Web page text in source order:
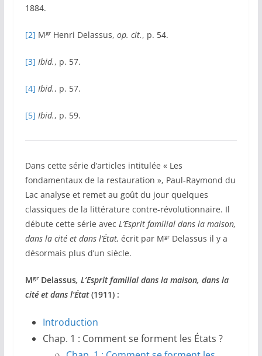
1884.
[2] MgrHenri Delassus, op. cit., p. 54.
[3] Ibid., p. 57.
[4] Ibid., p. 57.
[5] Ibid., p. 59.
Dans cette série d’articles intitulée « Les
fondamentaux de la restauration », Paul-Raymond du
Lac analyse et remet au goût du jour quelques
classiques de la littérature contre-révolutionnaire. Il
débute cette série avec L’Esprit familial dans la maison,
dans la cité et dans l’État, écrit par MgrDelassus il y a
désormais plus d’un siècle.
MgrDelassus, L’Esprit familial dans la maison, dans la
cité et dans l’État(1911) :
Introduction
Chap. 1 : Comment se forment les États ?